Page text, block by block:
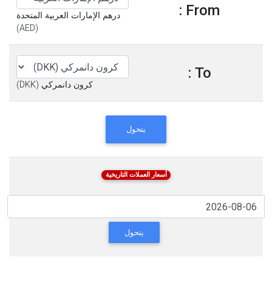
From :
درهم الإمارات العربية المتحدة
(AED)
To :
كرون دانمركي (DKK)
يتحول
أسعار العملات التاريخية
يتحول